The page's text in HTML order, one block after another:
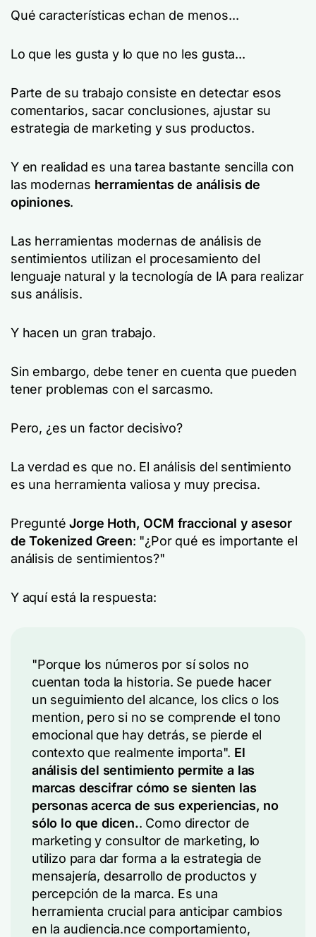
Qué características echan de menos...
Lo que les gusta y lo que no les gusta...
Parte de su trabajo consiste en detectar esos
comentarios, sacar conclusiones, ajustar su
estrategia de marketing y sus productos.
Y en realidad es una tarea bastante sencilla con
las modernas herramientas de análisis de
opiniones.
Las herramientas modernas de análisis de
sentimientos utilizan el procesamiento del
lenguaje natural y la tecnología de IA para realizar
sus análisis.
Y hacen un gran trabajo.
Sin embargo, debe tener en cuenta que pueden
tener problemas con el sarcasmo.
Pero, ¿es un factor decisivo?
La verdad es que no. El análisis del sentimiento
es una herramienta valiosa y muy precisa.
Pregunté Jorge Hoth, OCM fraccional y asesor
de Tokenized Green: "¿Por qué es importante el
análisis de sentimientos?"
Y aquí está la respuesta:
"Porque los números por sí solos no
cuentan toda la historia. Se puede hacer
un seguimiento del alcance, los clics o los
mention, pero si no se comprende el tono
emocional que hay detrás, se pierde el
contexto que realmente importa". El
análisis del sentimiento permite a las
marcas descifrar cómo se sienten las
personas acerca de sus experiencias, no
sólo lo que dicen.. Como director de
marketing y consultor de marketing, lo
utilizo para dar forma a la estrategia de
mensajería, desarrollo de productos y
percepción de la marca. Es una
herramienta crucial para anticipar cambios
en la audiencia.nce comportamiento,